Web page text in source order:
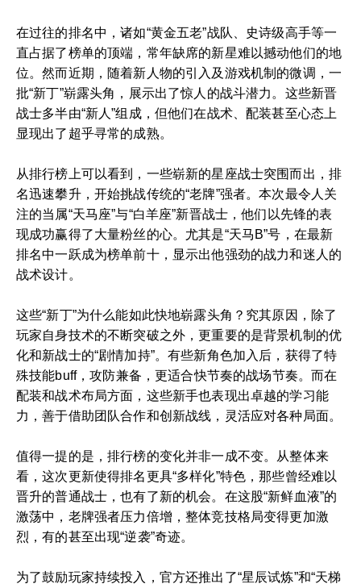
在过往的排名中，诸如“黄金五老”战队、史诗级高手等一
直占据了榜单的顶端，常年缺席的新星难以撼动他们的地
位。然而近期，随着新人物的引入及游戏机制的微调，一
批“新丁”崭露头角，展示出了惊人的战斗潜力。这些新晋
战士多半由“新人”组成，但他们在战术、配装甚至心态上
显现出了超乎寻常的成熟。
从排行榜上可以看到，一些崭新的星座战士突围而出，排
名迅速攀升，开始挑战传统的“老牌”强者。本次最令人关
注的当属“天马座”与“白羊座”新晋战士，他们以先锋的表
现成功赢得了大量粉丝的心。尤其是“天马B”号，在最新
排名中一跃成为榜单前十，显示出他强劲的战力和迷人的
战术设计。
这些“新丁”为什么能如此快地崭露头角？究其原因，除了
玩家自身技术的不断突破之外，更重要的是背景机制的优
化和新战士的“剧情加持”。有些新角色加入后，获得了特
殊技能buff，攻防兼备，更适合快节奏的战场节奏。而在
配装和战术布局方面，这些新手也表现出卓越的学习能
力，善于借助团队合作和创新战线，灵活应对各种局面。
值得一提的是，排行榜的变化并非一成不变。从整体来
看，这次更新使得排名更具“多样化”特色，那些曾经难以
晋升的普通战士，也有了新的机会。在这股“新鲜血液”的
激荡中，老牌强者压力倍增，整体竞技格局变得更加激
烈，有的甚至出现“逆袭”奇迹。
为了鼓励玩家持续投入，官方还推出了“星辰试炼”和“天梯